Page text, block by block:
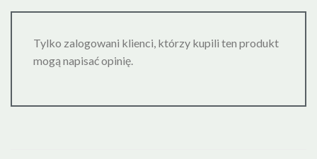
Tylko zalogowani klienci, którzy kupili ten produkt
mogą napisać opinię.